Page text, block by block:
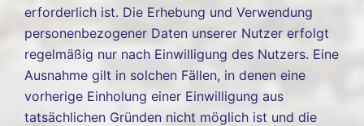
erforderlich ist. Die Erhebung und Verwendung
personenbezogener Daten unserer Nutzer erfolgt
regelmäßig nur nach Einwilligung des Nutzers. Eine
Ausnahme gilt in solchen Fällen, in denen eine
vorherige Einholung einer Einwilligung aus
tatsächlichen Gründen nicht möglich ist und die